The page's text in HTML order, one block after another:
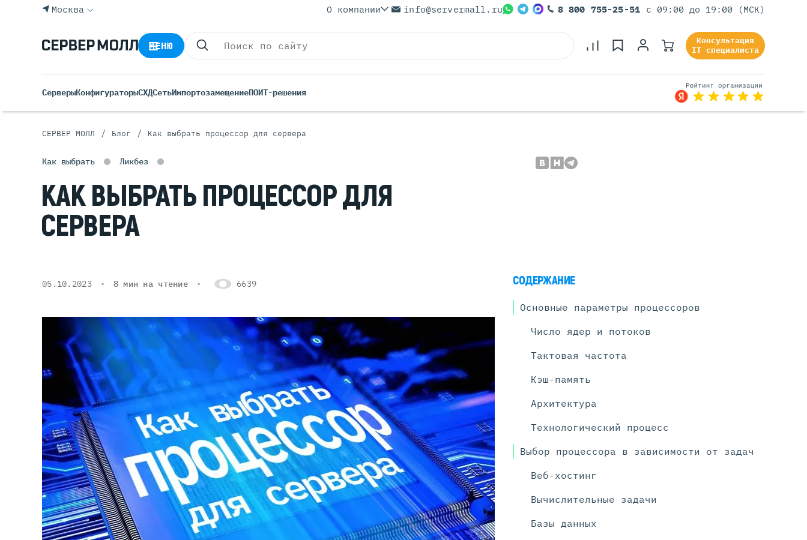
Tower Серверы
Российские Серверы
Б/У Серверы (Refurbished)
Серверы Huawei Atlas
DELL G17
DELL G16
DELL G15
DELL G14
HPE Gen11
HPE Gen10 Plus
HPE Gen10
Серверы С GPU
С GPU NVIDIA
С GPU Huawei Ascend
С 2 GPU
С 8 GPU
Москва О компании info@servermall.ru 8 800 755-25-51 с 09:00 до 19:00 (МСК)
МЕНЮ
Консультация
IT специалиста
СерверыКонфигураторыСХДСетьИмпортозамещениеПОИТ-решения
СЕРВЕР МОЛЛ / Блог / Как выбрать процессор для сервера
Как выбрать Ликбез
КАК ВЫБРАТЬ ПРОЦЕССОР ДЛЯ
СЕРВЕРА
05.10.2023 8 мин на чтение 6639 СОДЕРЖАНИЕ
Основные параметры процессоров
Число ядер и потоков
Тактовая частота
Кэш-память
Архитектура
Технологический процесс
Выбор процессора в зависимости от задач
Веб-хостинг
Вычислительные задачи
Базы данных